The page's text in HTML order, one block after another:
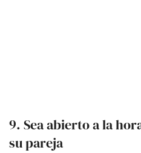
9. Sea abierto a la
su pareja